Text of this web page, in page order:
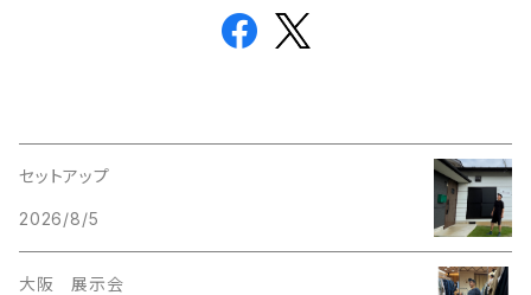
セットアップ
2026/8/5
大阪 展示会